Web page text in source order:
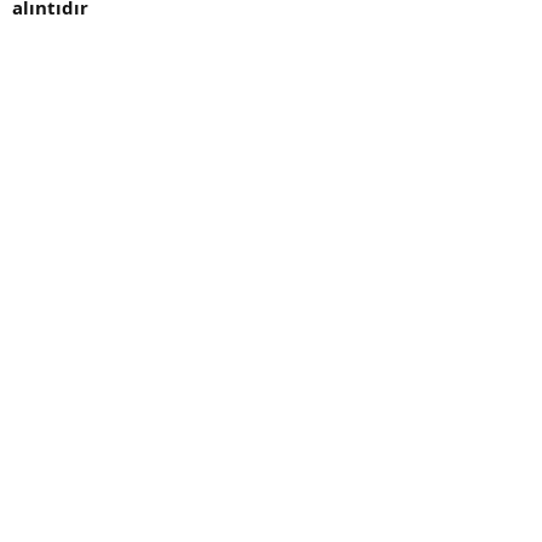
alıntıdır